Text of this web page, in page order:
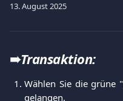
13. August 2025
➠Transaktion:
Wählen Sie die grüne "
gelangen.